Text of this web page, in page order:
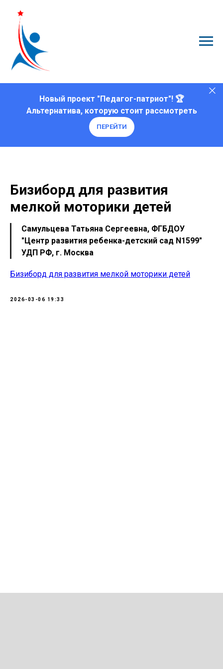
Новый проект "Педагог-патриот"! 🏆
Альтернатива, которую стоит рассмотреть
ПЕРЕЙТИ
Бизиборд для развития
мелкой моторики детей
Самульцева Татьяна Сергеевна, ФГБДОУ
"Центр развития ребенка-детский сад N1599"
УДП РФ, г. Москва
Бизиборд для развития мелкой моторики детей
2026-03-06 19:33